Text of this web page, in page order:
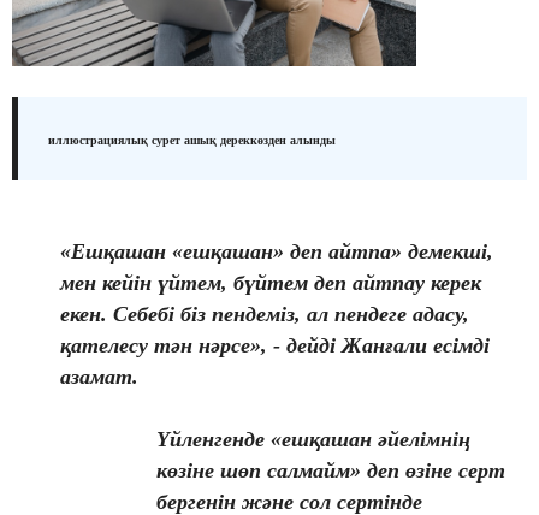
иллюстрациялық сурет ашық дереккөзден алынды
«Ешқашан «ешқашан» деп айтпа» демекші,
мен кейін үйтем, бүйтем деп айтпау керек
екен. Себебі біз пендеміз, ал пендеге адасу,
қателесу тән нәрсе», - дейді Жанғали есімді
азамат.
Үйленгенде «ешқашан әйелімнің
көзіне шөп салмайм» деп өзіне серт
бергенін және сол сертінде